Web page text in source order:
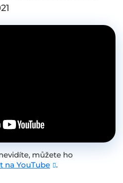
můžete ho
na YouTube
.